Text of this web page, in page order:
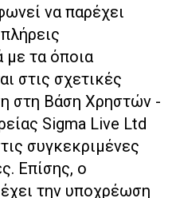
να παρέχει
με τα όποια
στις σχετικές
στη Βάση Χρηστών -
Sigma Live Ltd
συγκεκριμένες
Επίσης, ο
την υποχρέωση